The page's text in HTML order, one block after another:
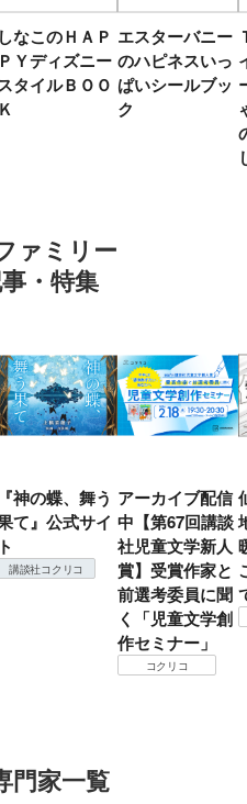
しなこのＨＡＰ
ＰＹディズニー
タイルＢＯＯ
Ｋ
エスターバニー
のハピネスいっ
ぱいシールブッ
ク
ァミリー
・特集
『神の蝶、舞う
て』公式サイ
ト
講談社コクリコ
アーカイブ配信
中【第67回講談
社児童文学新人
賞】受賞作家と
前選考委員に聞
く「児童文学創
作セミナー」
コクリコ
門家一覧